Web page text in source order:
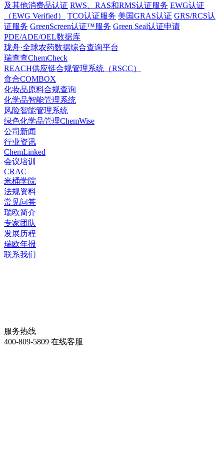
及其他消费品认证 RWS、RAS和RMS认证服务 EWG认证
（EWG Verified）
TCO认证服务 美国GRAS认证 GRS/RCS认
证服务 GreenScreen认证™服务 Green Seal认证申请
PDE/ADE/OEL数据库
珑舟·全球农药数据综合查询平台
瑞查查ChemCheck
REACH供应链合规管理系统（RSCC）
食合COMBOX
化妆品原料合规查询
化学品智能管理系统
风险智能管理系统
绿色化学品管理ChemWise
公司新闻
行业资讯
ChemLinked
会议培训
CRAC
米桶学院
法规资料
常见问答
瑞欧简介
专家团队
发展历程
瑞欧年报
联系我们
服务热线
400-809-5809 在线客服